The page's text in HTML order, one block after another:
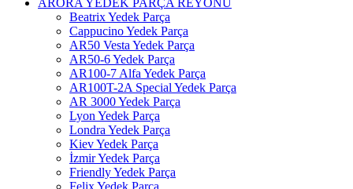
Beatrix Yedek Parça
Cappucino Yedek Parça
AR50 Vesta Yedek Parça
AR50-6 Yedek Parça
AR100-7 Alfa Yedek Parça
AR100T-2A Special Yedek Parça
AR 3000 Yedek Parça
Lyon Yedek Parça
Londra Yedek Parça
Kiev Yedek Parça
İzmir Yedek Parça
Friendly Yedek Parça
Felix Yedek Parça